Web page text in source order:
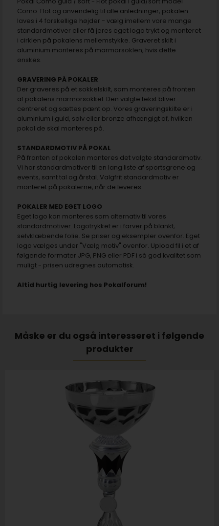
Como. Flot og anvendelig til alle anledninger, pokalen
laves i 4 forskellige højder - vælg imellem vore mange
standardmotiver eller få jeres eget logo trykt og monteret
i cirklen på pokalens mellemstykke. Graveret skilt i
aluminium monteres på marmorsoklen, hvis dette
ønskes.
GRAVERING PÅ POKALER
Der graveres på et sokkelskilt, som monteres på fronten
af pokalens marmorsokkel. Den valgte tekst bliver
centreret og sættes pænt op. Vores graveringskilte er i
aluminium i guld, sølv eller bronze afhængigt af, hvilken
pokal de skal monteres på.
STANDARDMOTIV PÅ POKAL
På fronten af pokalen monteres det valgte standardmotiv.
Vi har standardmotiver til en lang liste af sportsgrene og
events, samt tal og årstal. Valgfrit standardmotiv er
monteret på pokalerne, når de leveres.
POKALER MED EGET LOGO
Eget logo kan monteres som alternativ til vores
standardmotiver. Logotrykket er i farver på blankt,
selvklæbende folie. Se priser og eksempler ovenfor. Eget
logo vælges under "Vælg motiv" ovenfor. Upload fil i et af
følgende formater JPG, PNG eller PDF i så god kvalitet som
muligt - prisen udregnes automatisk.
Altid hurtig levering hos Pokalforum!
Måske er du også interesseret i følgende
produkter